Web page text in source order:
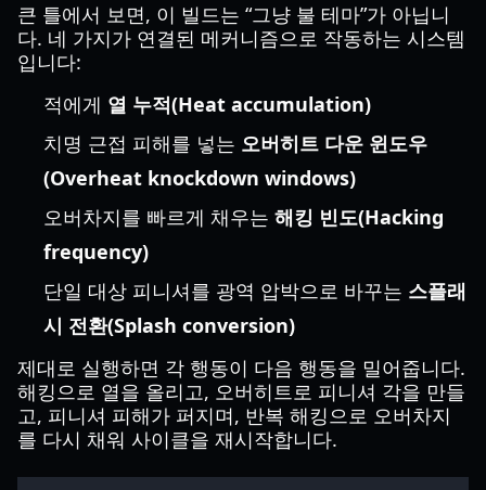
큰 틀에서 보면, 이 빌드는 “그냥 불 테마”가 아닙니
다. 네 가지가 연결된 메커니즘으로 작동하는 시스템
입니다:
적에게 열 누적(Heat accumulation)
치명 근접 피해를 넣는 오버히트 다운 윈도우
(Overheat knockdown windows)
오버차지를 빠르게 채우는 해킹 빈도(Hacking
frequency)
단일 대상 피니셔를 광역 압박으로 바꾸는 스플래
시 전환(Splash conversion)
제대로 실행하면 각 행동이 다음 행동을 밀어줍니다.
해킹으로 열을 올리고, 오버히트로 피니셔 각을 만들
고, 피니셔 피해가 퍼지며, 반복 해킹으로 오버차지
를 다시 채워 사이클을 재시작합니다.